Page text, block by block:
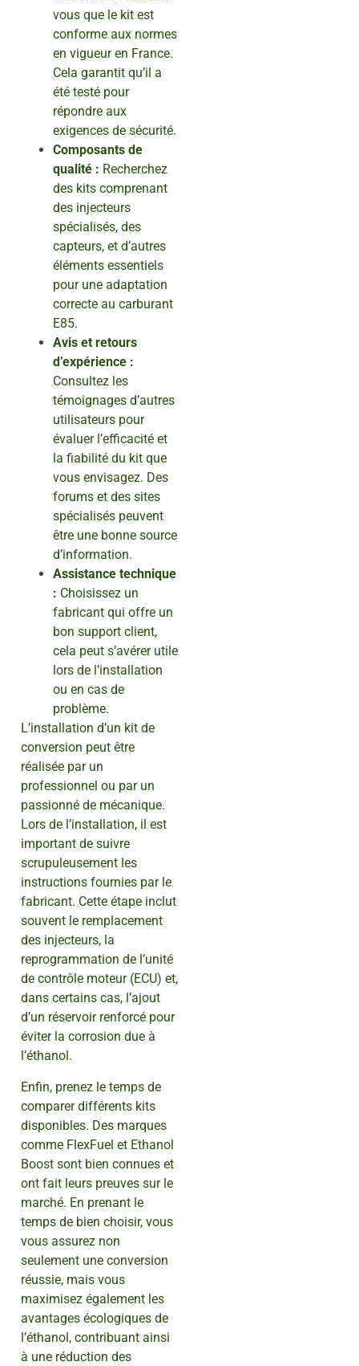
vous que le kit est
conforme aux normes
en vigueur en France.
Cela garantit qu’il a
été testé pour
répondre aux
exigences de sécurité.
Composants de
qualité : Recherchez
des kits comprenant
des injecteurs
spécialisés, des
capteurs, et d’autres
éléments essentiels
pour une adaptation
correcte au carburant
E85.
Avis et retours
d’expérience :
Consultez les
témoignages d’autres
utilisateurs pour
évaluer l’efficacité et
la fiabilité du kit que
vous envisagez. Des
forums et des sites
spécialisés peuvent
être une bonne source
d’information.
Assistance technique
: Choisissez un
fabricant qui offre un
bon support client,
cela peut s’avérer utile
lors de l’installation
ou en cas de
problème.
L’installation d’un kit de
conversion peut être
réalisée par un
professionnel ou par un
passionné de mécanique.
Lors de l’installation, il est
important de suivre
scrupuleusement les
instructions fournies par le
fabricant. Cette étape inclut
souvent le remplacement
des injecteurs, la
reprogrammation de l’unité
de contrôle moteur (ECU) et,
dans certains cas, l’ajout
d’un réservoir renforcé pour
éviter la corrosion due à
l’éthanol.
Enfin, prenez le temps de
comparer différents kits
disponibles. Des marques
comme FlexFuel et Ethanol
Boost sont bien connues et
ont fait leurs preuves sur le
marché. En prenant le
temps de bien choisir, vous
vous assurez non
seulement une conversion
réussie, mais vous
maximisez également les
avantages écologiques de
l’éthanol, contribuant ainsi
à une réduction des